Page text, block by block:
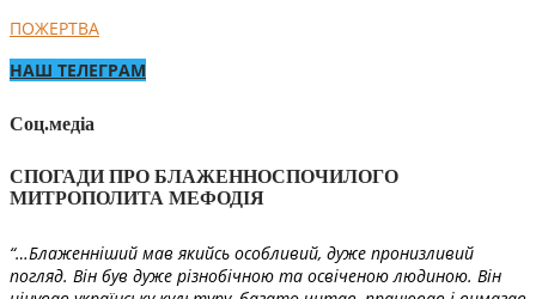
ПОЖЕРТВА
НАШ ТЕЛЕГРАМ
Соц.медіа
СПОГАДИ ПРО БЛАЖЕННОСПОЧИЛОГО
МИТРОПОЛИТА МЕФОДІЯ
“…Блаженніший мав якийсь особливий, дуже пронизливий
погляд. Він був дуже різнобічною та освіченою людиною. Він